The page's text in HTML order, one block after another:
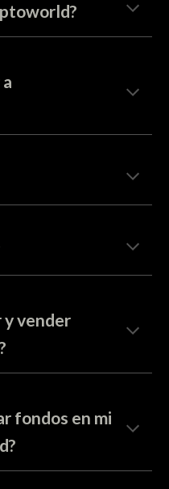
y vender
fondos en mi